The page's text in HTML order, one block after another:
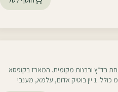
בד״ץ ורבנות מקומית. המארז בקופסא
מעוצבת במידות 26/35/10 ס״מ כולל: 1 יין בוטיק אדום, עלמא, מענבי